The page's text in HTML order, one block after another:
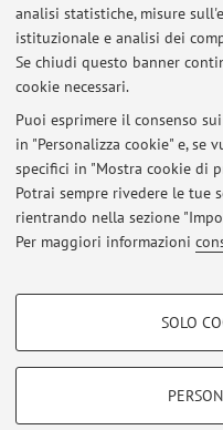
analisi statistiche, misure
istituzionale e analisi dei
Se chiudi questo banner
cookie necessari.
Puoi esprimere il consenso
in "Personalizza cookie" e, se
specifici in "Mostra cookie di
Potrai sempre rivedere le tue
rientrando nella sezione
Per maggiori informazioni
COOKIE DI
SOLO
Associazione dei
Endoscopici ...
Al momento
Area riservata
Accedi tramiteloginper